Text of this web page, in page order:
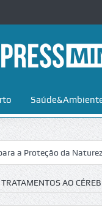
da Natureza
AO